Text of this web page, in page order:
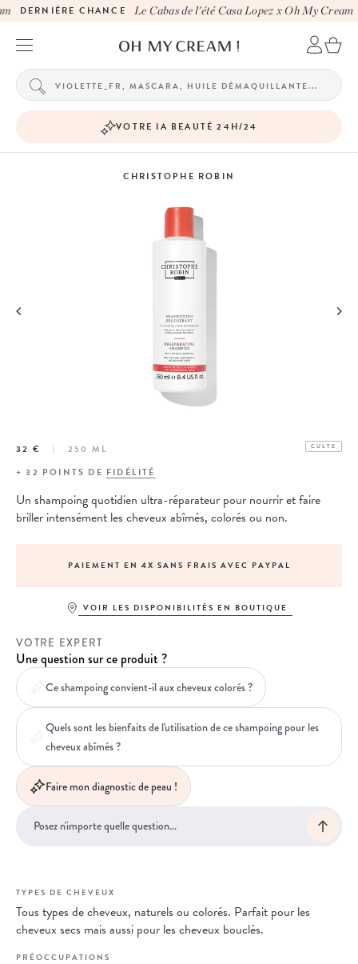
DERNIÈRE CHANCE Le Cabas de l'été Casa Lopez x Oh My Cream
VOTRE IA BEAUTÉ 24H/24
CHRISTOPHE ROBIN
32 € 250 ML CULTE
+32 POINTS DE FIDÉLITÉ
Un shampoing quotidien ultra-réparateur pour nourrir et faire
briller intensément les cheveux abîmés, colorés ou non.
PAIEMENT EN 4X SANS FRAIS AVEC PAYPAL
VOIR LES DISPONIBILITÉS EN BOUTIQUE
VOTRE EXPERT
Une question sur ce produit ?
Ce shampoing convient-il aux cheveux colorés ?
Quels sont les bienfaits de l'utilisation de ce shampoing pour les
cheveux abîmés ?
Faire mon diagnostic de peau !
TYPES DE CHEVEUX
Tous types de cheveux, naturels ou colorés. Parfait pour les
cheveux secs mais aussi pour les cheveux bouclés.
PRÉOCCUPATIONS